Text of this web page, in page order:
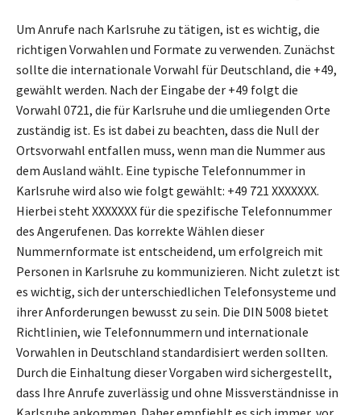
Um Anrufe nach Karlsruhe zu tätigen, ist es wichtig, die
richtigen Vorwahlen und Formate zu verwenden. Zunächst
sollte die internationale Vorwahl für Deutschland, die +49,
gewählt werden. Nach der Eingabe der +49 folgt die
Vorwahl 0721, die für Karlsruhe und die umliegenden Orte
zuständig ist. Es ist dabei zu beachten, dass die Null der
Ortsvorwahl entfallen muss, wenn man die Nummer aus
dem Ausland wählt. Eine typische Telefonnummer in
Karlsruhe wird also wie folgt gewählt: +49 721 XXXXXXX.
Hierbei steht XXXXXXX für die spezifische Telefonnummer
des Angerufenen. Das korrekte Wählen dieser
Nummernformate ist entscheidend, um erfolgreich mit
Personen in Karlsruhe zu kommunizieren. Nicht zuletzt ist
es wichtig, sich der unterschiedlichen Telefonsysteme und
ihrer Anforderungen bewusst zu sein. Die DIN 5008 bietet
Richtlinien, wie Telefonnummern und internationale
Vorwahlen in Deutschland standardisiert werden sollten.
Durch die Einhaltung dieser Vorgaben wird sichergestellt,
dass Ihre Anrufe zuverlässig und ohne Missverständnisse in